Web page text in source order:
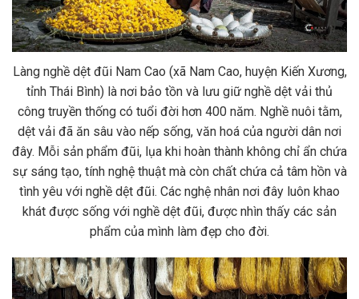
Làng nghề dệt đũi Nam Cao (xã Nam Cao, huyện Kiến Xương,
tỉnh Thái Bình) là nơi bảo tồn và lưu giữ nghề dệt vải thủ
công truyền thống có tuổi đời hơn 400 năm. Nghề nuôi tằm,
dệt vải đã ăn sâu vào nếp sống, văn hoá của người dân nơi
đây. Mỗi sản phẩm đũi, lụa khi hoàn thành không chỉ ẩn chứa
sự sáng tạo, tính nghệ thuật mà còn chất chứa cả tâm hồn và
tình yêu với nghề dệt đũi. Các nghệ nhân nơi đây luôn khao
khát được sống với nghề dệt đũi, được nhìn thấy các sản
phẩm của mình làm đẹp cho đời.